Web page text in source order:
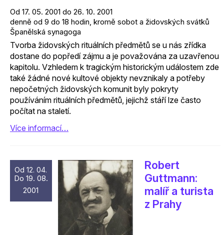
Od 17. 05. 2001 do 26. 10. 2001
denně od 9 do 18 hodin, kromě sobot a židovských svátků
Španělská synagoga
Tvorba židovských rituálních předmětů se u nás zřídka
dostane do popředí zájmu a je považována za uzavřenou
kapitolu. Vzhledem k tragickým historickým událostem zde
také žádné nové kultové objekty nevznikaly a potřeby
nepočetných židovských komunit byly pokryty
používáním rituálních předmětů, jejichž stáří lze často
počítat na staletí.
Více informací…
Od 12. 04.
Do 19. 08.
2001
Robert
Guttmann:
malíř a turista
z Prahy